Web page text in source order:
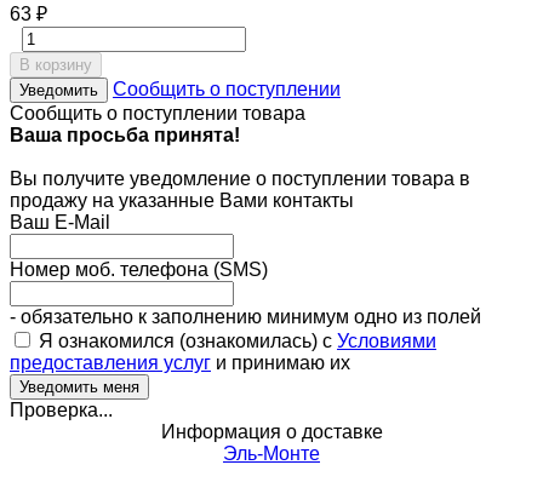
63 ₽
В корзину
Уведомить
Сообщить о поступлении
Сообщить о поступлении товара
Ваша просьба принята!
Вы получите уведомление о поступлении товара в
продажу на указанные Вами контакты
Ваш E-Mail
Номер моб. телефона (SMS)
- обязательно к заполнению минимум одно из полей
Я ознакомился (ознакомилась) с Условиями
предоставления услуг и принимаю их
Проверка...
Информация о доставке
Эль-Монте